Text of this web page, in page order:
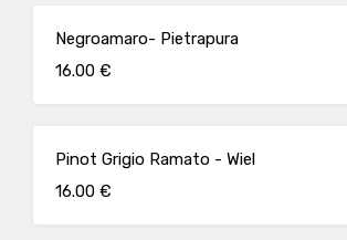
Negroamaro- Pietrapura
16.00 €
Pinot Grigio Ramato - Wiel
16.00 €